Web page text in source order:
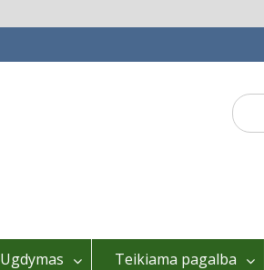
Search
for:
Ugdymas Teikiama pagalba